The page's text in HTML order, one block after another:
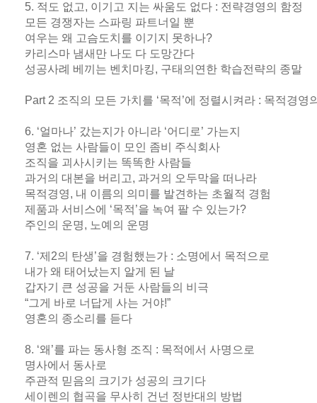
5. 적도 없고, 이기고 지는 싸움도 없다 : 전략경영의 함정
모든 경쟁자는 스파링 파트너일 뿐
여우는 왜 고슴도치를 이기지 못하나?
카리스마 냄새만 나도 다 도망간다
성공사례 베끼는 벤치마킹, 구태의연한 학습전략의 종말
Part 2 조직의 모든 가치를 ‘목적’에 정렬시켜라 : 목적경영
6. ‘얼마나’ 갔는지가 아니라 ‘어디로’ 가는지
영혼 없는 사람들이 모인 좀비 주식회사
조직을 괴사시키는 똑똑한 사람들
과거의 대본을 버리고, 과거의 오두막을 떠나라
목적경영, 내 이름의 의미를 발견하는 초월적 경험
제품과 서비스에 ‘목적’을 녹여 팔 수 있는가?
주인의 운명, 노예의 운명
7. ‘제2의 탄생’을 경험했는가 : 소명에서 목적으로
내가 왜 태어났는지 알게 된 날
갑자기 큰 성공을 거둔 사람들의 비극
“그게 바로 너답게 사는 거야!”
영혼의 종소리를 듣다
8. ‘왜’를 파는 동사형 조직 : 목적에서 사명으로
명사에서 동사로
주관적 믿음의 크기가 성공의 크기다
세이렌의 협곡을 무사히 건넌 정반대의 방법